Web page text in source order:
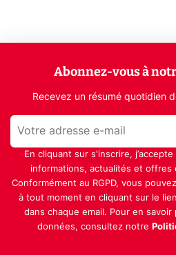
Abonnez-vous à
Recevez un résumé quotidien
En cliquant sur s'inscrire,
informations, actualités et offres
Conformément au RGPD, vous
à tout moment en cliquant sur le
dans chaque email. Pour en
données, consultez notre